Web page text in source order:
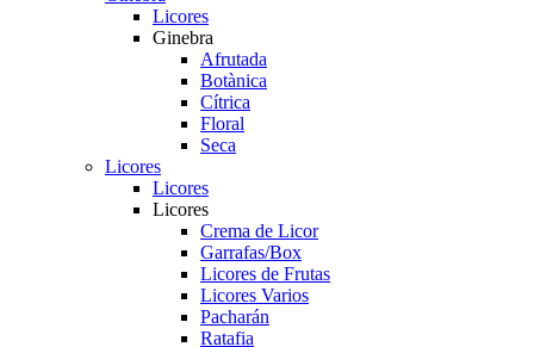
Licores
Ginebra
Afrutada
Botànica
Cítrica
Floral
Seca
Licores
Licores
Licores
Crema de Licor
Garrafas/Box
Licores de Frutas
Licores Varios
Pacharán
Ratafia